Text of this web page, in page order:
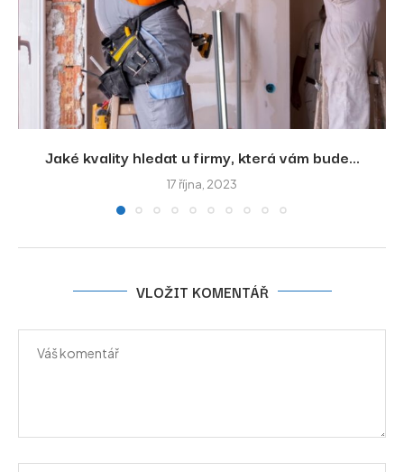
Jaké kvality hledat u firmy, která vám bude...
17 října, 2023
VLOŽIT KOMENTÁŘ